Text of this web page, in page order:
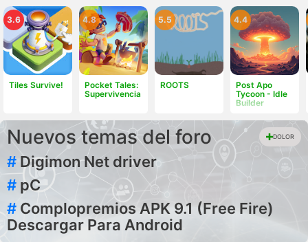
Tiles Survive!
3.6
Pocket Tales:
Supervivencia
4.8
ROOTS
5.5
Post Apo
Tycoon - Idle
Builder
4.4
Nuevos temas del foro DOLOR
# Digimon Net driver
# pC
# Complopremios APK 9.1 (Free Fire)
Descargar Para Android